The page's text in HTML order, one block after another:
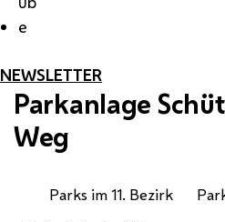
e
NEWSLETTER
Parkanlage
Weg
Parks im 11. Bezirk